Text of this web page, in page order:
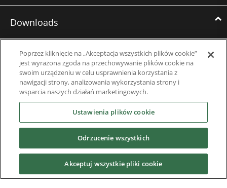
Downloads
Brochures
Studium przypadku
Datasheets
Engineering Guides
Mobile Applications
Pliki do pobrania według produktu
Poprzez kliknięcie na „Akceptacja wszystkich plików cookie”
jest wyrażona zgoda na przechowywanie plików cookie na
swoim urządzeniu w celu usprawnienia korzystania z
nawigacji strony, analizowania wykorzystania strony i
wsparcia naszych działań marketingowych.
Ustawienia plików cookie
Odrzucenie wszystkich
Akceptuj wszystkie pliki cookie